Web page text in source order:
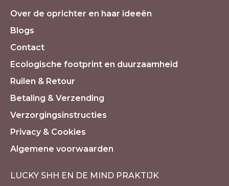
Over de oprichter en haar ideeën
Blogs
Contact
Ecologische footprint en duurzaamheid
Ruilen & Retour
Betaling & Verzending
Verzorgingsinstructies
Privacy & Cookies
Algemene voorwaarden
LUCKY SHH EN DE MIND PRAKTIJK